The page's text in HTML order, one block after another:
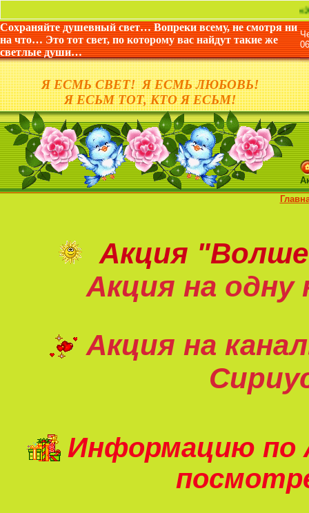
«Жизнь
Сохраняйте душевный свет… Вопреки всему, не смотря ни
на что… Это тот свет, по которому вас найдут такие же
светлые души…
Я ЕСМЬ СВЕТ! Я ЕСМЬ ЛЮБОВЬ!
Я ЕСЬМ ТОТ, КТО Я ЕСЬМ!
Акция
Акция на одну
Акция на
Информацию по